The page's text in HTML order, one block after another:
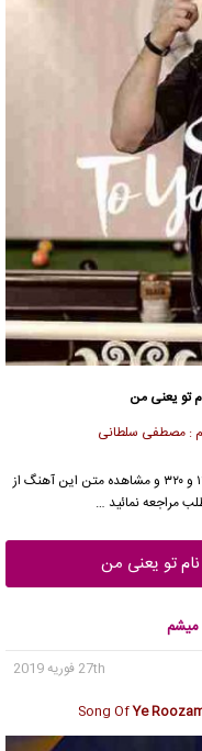
تو یعنی من
: مصطفی سلطانی
با کیفیت ۱۲۸ و ۳۲۰ و مشاهده متن این آهنگ از
مراجعه نمائید …
تو یعنی من
میشم
27th فوریه 2019
Song OfYe